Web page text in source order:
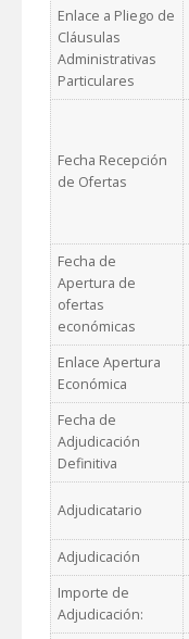
Enlace a Pliego de
Cláusulas
Administrativas
Particulares
Fecha Recepción
de Ofertas
Fecha de
Apertura de
ofertas
económicas
Enlace Apertura
Económica
Fecha de
Adjudicación
Definitiva
Adjudicatario
Adjudicación
Importe de
Adjudicación: